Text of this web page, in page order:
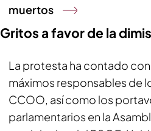
muertos
Gritos a favor de la
La protesta ha contado
máximos responsables de
CCOO, así como los
parlamentarios en la